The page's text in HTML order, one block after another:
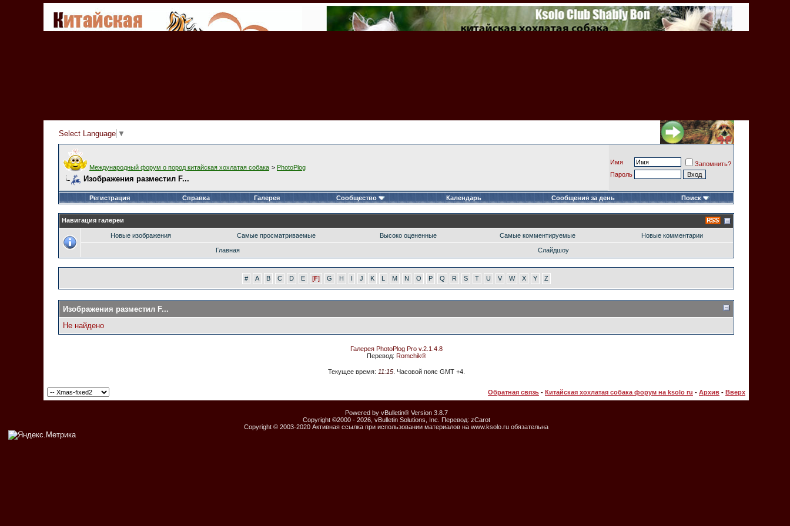
Select Language ▼
Международный форум о пород китайская хохлатая собака > PhotoPlog
Изображения разместил F...
Имя
Запомнить?
Пароль
Регистрация Справка Галерея Сообщество Календарь Сообщения за день Поиск
Навигация галереи
Новые изображения Самые просматриваемые Высоко оцененные Самые комментируемые Новые комментарии
Главная Слайдшоу
# A B C D E [F] G H I J K L M N O P Q R S T U V W X Y Z
Изображения разместил F...
Не найдено
Галерея PhotoPlog Pro v.2.1.4.8
Перевод: Romchik®
Текущее время: 11:15. Часовой пояс GMT +4.
Обратная связь - Китайская хохлатая собака форум на ksolo ru - Архив - Вверх
Powered by vBulletin® Version 3.8.7
Copyright ©2000 - 2026, vBulletin Solutions, Inc. Перевод: zCarot
Copyright © 2003-2020 Активная ссылка при использовании материалов на www.ksolo.ru обязательна